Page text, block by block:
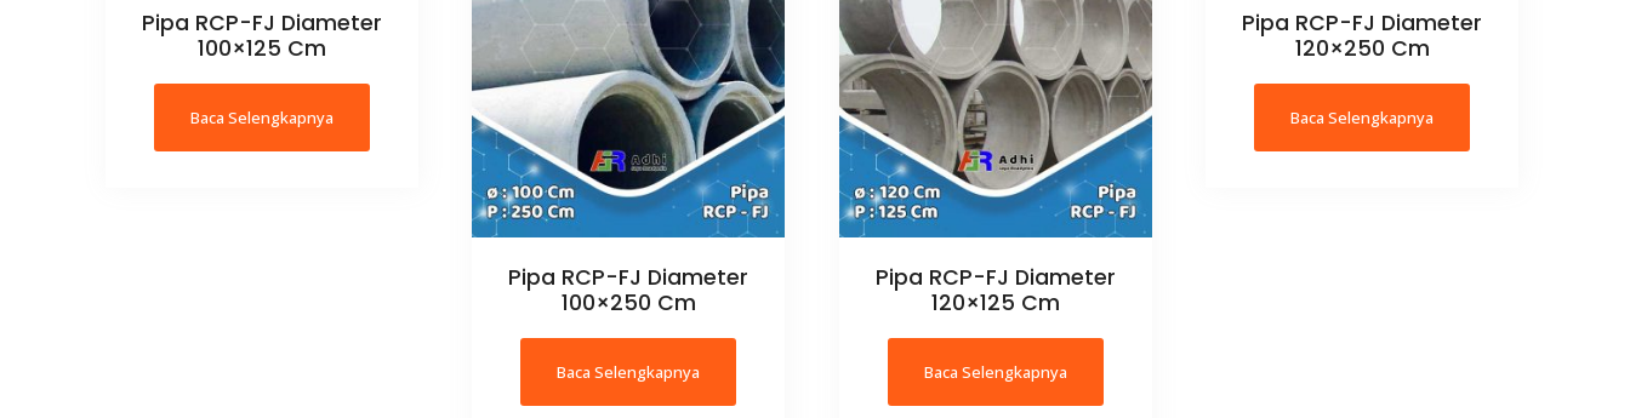
Pipa RCP-FJ Diameter
100×125 Cm
Baca Selengkapnya
Pipa RCP-FJ Diameter
100×250 Cm
Baca Selengkapnya
Pipa RCP-FJ Diameter
120×125 Cm
Baca Selengkapnya
Pipa RCP-FJ Diameter
120×250 Cm
Baca Selengkapnya